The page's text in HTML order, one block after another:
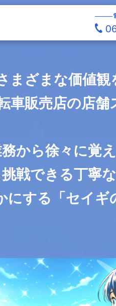
まざまな価値観
車販売店の店舗
から徐々に覚
戦できる丁寧
にする「セイギ